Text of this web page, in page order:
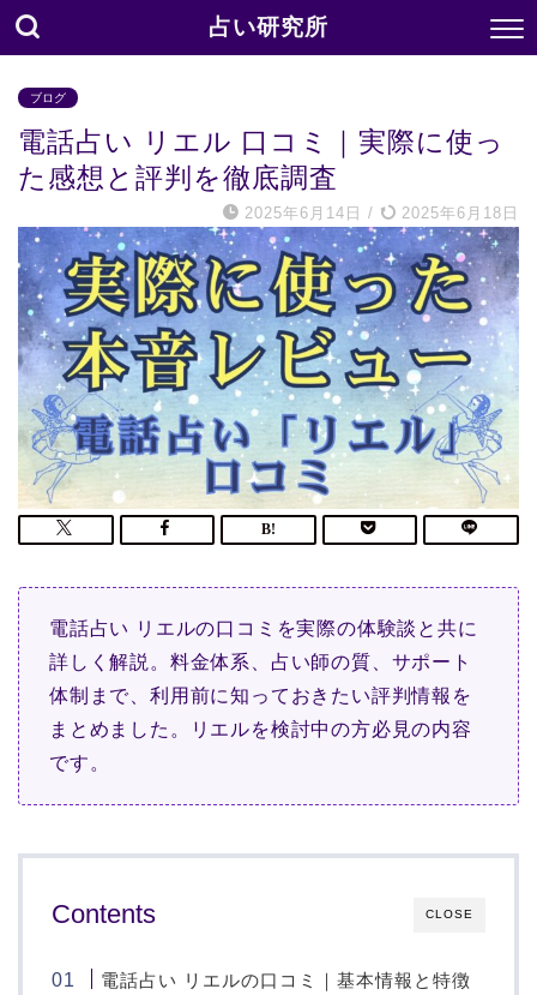
占い研究所
ブログ
電話占い リエル 口コミ｜実際に使っ
た感想と評判を徹底調査
2025年6月14日 / 2025年6月18日
電話占い リエルの口コミを実際の体験談と共に
詳しく解説。料金体系、占い師の質、サポート
体制まで、利用前に知っておきたい評判情報を
まとめました。リエルを検討中の方必見の内容
です。
CLOSE
Contents
電話占い リエルの口コミ｜基本情報と特徴